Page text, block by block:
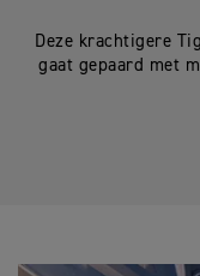
Deze krachtigere
gaat gepaard met